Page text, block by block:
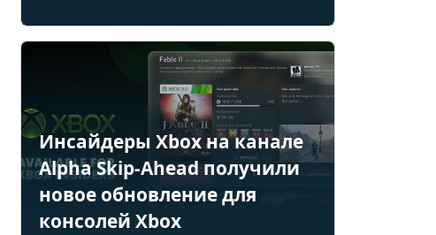
Инсайдеры Xbox на канале
Alpha Skip-Ahead получили
новое обновление для
консолей Xbox